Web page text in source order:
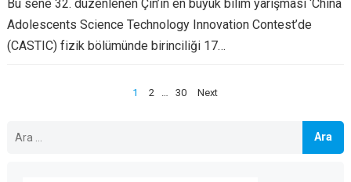
Bu sene 32. düzenlenen Çin’in en büyük bilim yarışması ‘China
Adolescents Science Technology Innovation Contest’de
(CASTIC) fizik bölümünde birinciliği 17…
1 2 30 Next